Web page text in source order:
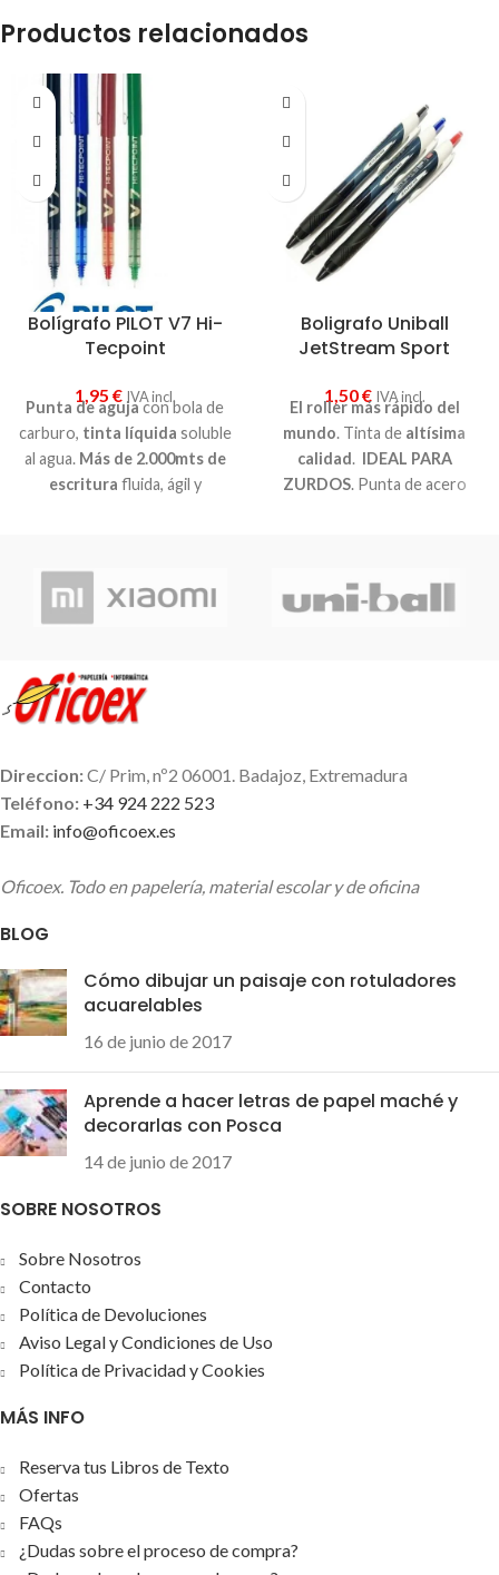
Productos relacionados
Bolígrafo PILOT V7 Hi-
Tecpoint
1,95 € IVA incl.
Punta de agujacon bola de
carburo, tinta líquida soluble
al agua. Más de 2.000mts de
escritura fluida, ágil y
mantiene constante.
Diámetro de bola: 0.7mm
Boligrafo Uniball
JetStream Sport
1,50€ IVA incl.
El roller más rápido del
mundo. Tinta de altísima
calidad. IDEAL PARA
ZURDOS. Punta de acero
retráctil. Cuerpo de plástico.
Su exclusiva tinta hace que la
bolígrafo mejor a ese precio
Direccion:C/ Prim, nº2 06001. Badajoz, Extremadura
Teléfono: +34 924 222 523
Email: info@oficoex.es
Oficoex. Todo en papelería, material escolar y de oficina
BLOG
Cómo dibujar un paisaje con rotuladores
acuarelables
16 de junio de 2017
Aprende a hacer letras de papel maché y
decorarlas con Posca
14 de junio de 2017
SOBRE NOSOTROS
Sobre Nosotros
Contacto
Política de Devoluciones
Aviso Legal y Condiciones de Uso
Política de Privacidad y Cookies
MÁS INFO
Reserva tus Libros de Texto
Ofertas
FAQs
¿Dudas sobre el proceso de compra?